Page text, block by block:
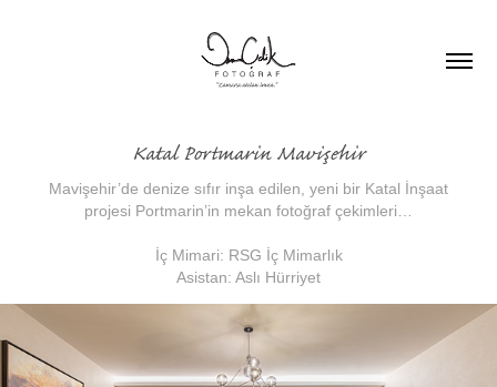
Katal Portmarin Mavişehir
Mavişehir’de denize sıfır inşa edilen, yeni bir Katal İnşaat
projesi Portmarin’in mekan fotoğraf çekimleri…
İç Mimari: RSG İç Mimarlık